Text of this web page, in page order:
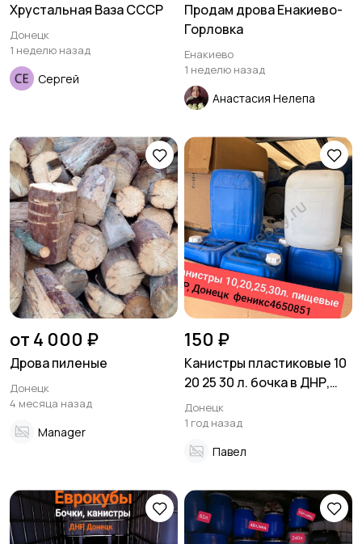
Хрустальная Ваза СССР
Донецк
1 неделю назад
Сергей
Продам дрова Енакиево-
Горловка
Енакиево
1 неделю назад
Анастасия Нелепа
от 4 000 ₽
Дрова пиленые
Донецк
4 месяца назад
Manager
150 ₽
Канистры пластиковые 10
20 25 30 л. бочка в ДНР,
Донецк
Донецк
1 год назад
Павел